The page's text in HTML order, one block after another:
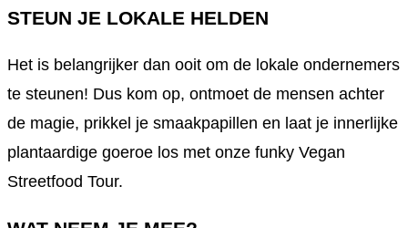
STEUN JE LOKALE HELDEN
Het is belangrijker dan ooit om de lokale ondernemers
te steunen! Dus kom op, ontmoet de mensen achter
de magie, prikkel je smaakpapillen en laat je innerlijke
plantaardige goeroe los met onze funky Vegan
Streetfood Tour.